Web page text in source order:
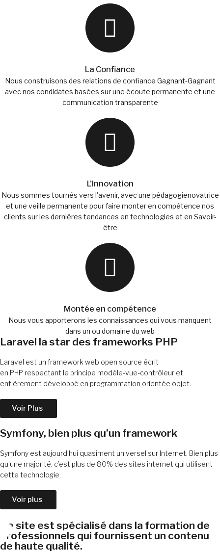
La Confiance
Nous construisons des relations de confiance Gagnant-Gagnant
avec nos condidates basées sur une écoute permanente et une
communication transparente
L'Innovation
Nous sommes tournés vers l'avenir, avec une pédagogienovatrice
et une veille permanente pour faire monter en compétence nos
clients sur les dernières tendances en technologies et en Savoir-
être
Montée en compétence
Nous vous apporterons les connaissances qui vous manquent
dans un ou domaine du web
Laravel la star des frameworks PHP
Laravel est un framework web open source écrit
en PHP respectant le principe modèle-vue-contrôleur et
entièrement développé en programmation orientée objet.
Voir Plus
Symfony, bien plus qu’un framework
Symfony est aujourd’hui quasiment universel sur Internet. Bien plus
qu’une majorité, c’est plus de 80% des sites internet qui utilisent
cette technologie.
Voir plus
Ce site est spécialisé dans la formation de
professionnels qui fournissent un contenu
de haute qualité.